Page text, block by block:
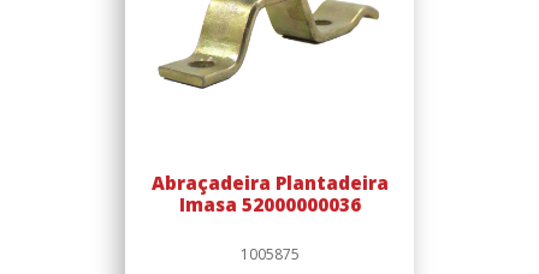
Abraçadeira Plantadeira
Imasa 52000000036
1005875